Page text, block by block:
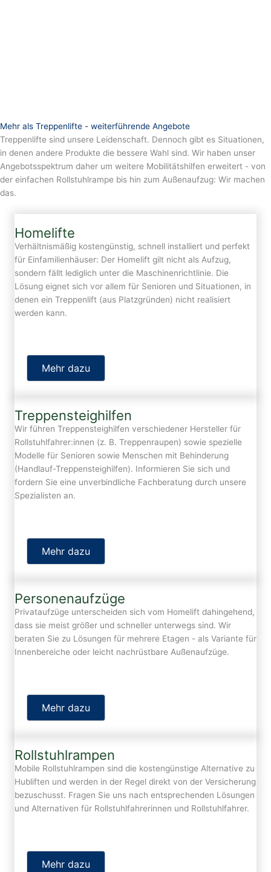
Mehr als Treppenlifte - weiterführende Angebote
Treppenlifte sind unsere Leidenschaft. Dennoch gibt es Situationen,
in denen andere Produkte die bessere Wahl sind. Wir haben unser
Angebotsspektrum daher um weitere Mobilitätshilfen erweitert - von
der einfachen Rollstuhlrampe bis hin zum Außenaufzug: Wir machen
das.
Homelifte
Verhältnismäßig kostengünstig, schnell installiert und perfekt
für Einfamilienhäuser: Der Homelift gilt nicht als Aufzug,
sondern fällt lediglich unter die Maschinenrichtlinie. Die
Lösung eignet sich vor allem für Senioren und Situationen, in
denen ein Treppenlift (aus Platzgründen) nicht realisiert
werden kann.
Mehr dazu
Treppensteighilfen
Wir führen Treppensteighilfen verschiedener Hersteller für
Rollstuhlfahrer:innen (z. B. Treppenraupen) sowie spezielle
Modelle für Senioren sowie Menschen mit Behinderung
(Handlauf-Treppensteighilfen). Informieren Sie sich und
fordern Sie eine unverbindliche Fachberatung durch unsere
Spezialisten an.
Mehr dazu
Personenaufzüge
Privataufzüge unterscheiden sich vom Homelift dahingehend,
dass sie meist größer und schneller unterwegs sind. Wir
beraten Sie zu Lösungen für mehrere Etagen - als Variante für
Innenbereiche oder leicht nachrüstbare Außenaufzüge.
Mehr dazu
Rollstuhlrampen
Mobile Rollstuhlrampen sind die kostengünstige Alternative zu
Hubliften und werden in der Regel direkt von der Versicherung
bezuschusst. Fragen Sie uns nach entsprechenden Lösungen
und Alternativen für Rollstuhlfahrerinnen und Rollstuhlfahrer.
Mehr dazu